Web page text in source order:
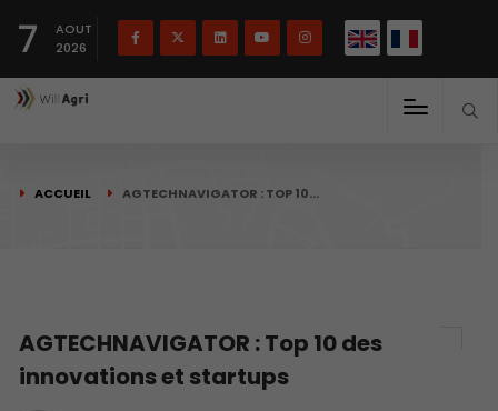
7
AOUT
2026
ACCUEIL AGTECHNAVIGATOR : TOP 10…
AGTECHNAVIGATOR : Top 10 des
innovations et startups
Français English(English)